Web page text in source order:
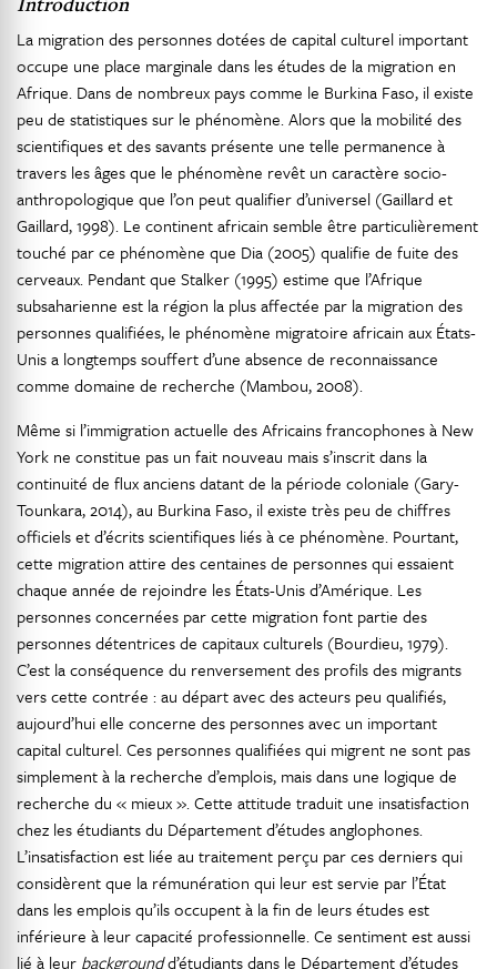
La migration des personnes dotées de capital culturel important
occupe une place marginale dans les études de la migration en
Afrique. Dans de nombreux pays comme le Burkina Faso, il existe
peu de statistiques sur le phénomène. Alors que la mobilité des
scientifiques et des savants présente une telle permanence à
travers les âges que le phénomène revêt un caractère socio-
anthropologique que l’on peut qualifier d’universel (Gaillard et
Gaillard, 1998). Le continent africain semble être particulièrement
touché par ce phénomène que Dia (2005) qualifie de fuite des
cerveaux. Pendant que Stalker (1995) estime que l’Afrique
subsaharienne est la région la plus affectée par la migration des
personnes qualifiées, le phénomène migratoire africain aux États-
Unis a longtemps souffert d’une absence de reconnaissance
comme domaine de recherche (Mambou, 2008).
Même si l’immigration actuelle des Africains francophones à New
York ne constitue pas un fait nouveau mais s’inscrit dans la
continuité de flux anciens datant de la période coloniale (Gary-
Tounkara, 2014), au Burkina Faso, il existe très peu de chiffres
officiels et d’écrits scientifiques liés à ce phénomène. Pourtant,
cette migration attire des centaines de personnes qui essaient
chaque année de rejoindre les États-Unis d’Amérique. Les
personnes concernées par cette migration font partie des
personnes détentrices de capitaux culturels (Bourdieu, 1979).
C’est la conséquence du renversement des profils des migrants
vers cette contrée : au départ avec des acteurs peu qualifiés,
aujourd’hui elle concerne des personnes avec un important
capital culturel. Ces personnes qualifiées qui migrent ne sont pas
simplement à la recherche d’emplois, mais dans une logique de
recherche du « mieux ». Cette attitude traduit une insatisfaction
chez les étudiants du Département d’études anglophones.
L’insatisfaction est liée au traitement perçu par ces derniers qui
considèrent que la rémunération qui leur est servie par l’État
dans les emplois qu’ils occupent à la fin de leurs études est
inférieure à leur capacité professionnelle. Ce sentiment est aussi
lié à leur backgroundd’étudiants dans le Département d’études